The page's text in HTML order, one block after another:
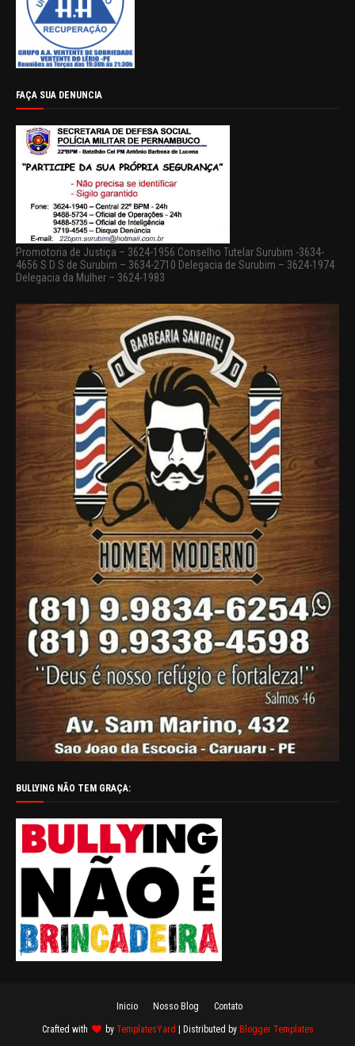
FAÇA SUA DENUNCIA
Promotoria de Justiça – 3624-1956 Conselho Tutelar Surubim -3634-
4656 S D S de Surubim – 3634-2710 Delegacia de Surubim – 3624-1974
Delegacia da Mulher – 3624-1983
BULLYING NÃO TEM GRAÇA:
Inicio Nosso Blog Contato
Crafted with by TemplatesYard | Distributed by Blogger Templates